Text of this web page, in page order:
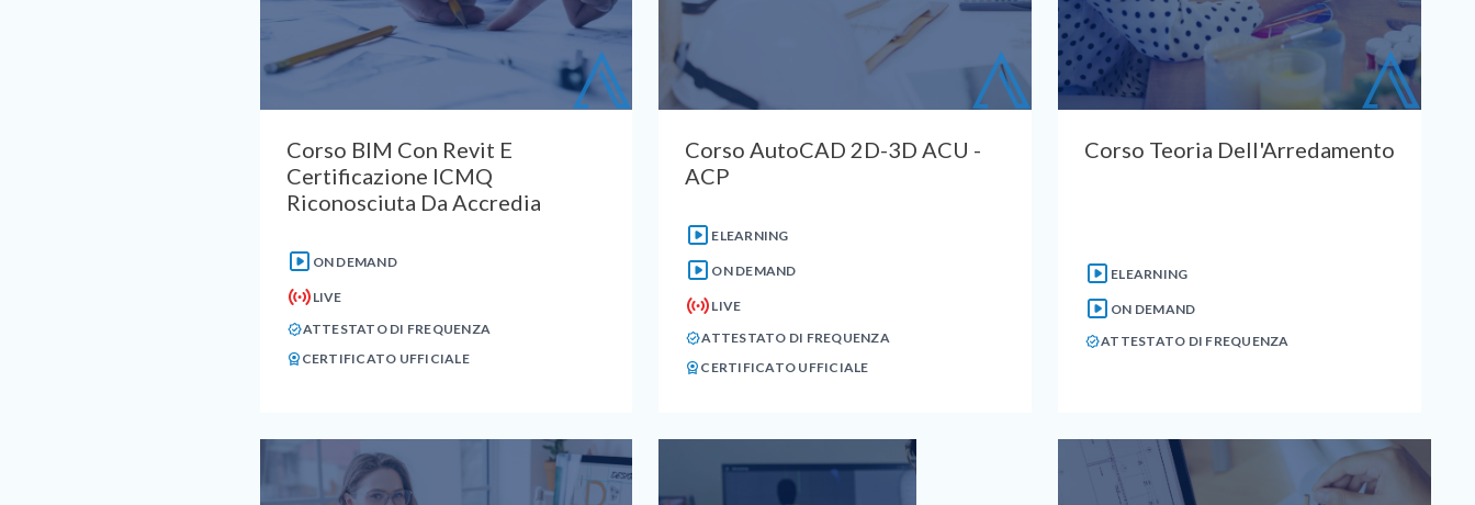
Corso BIM Con Revit E
Certificazione ICMQ
Riconosciuta Da Accredia
ON DEMAND
LIVE
ATTESTATO DI FREQUENZA
CERTIFICATO UFFICIALE
Corso AutoCAD 2D-3D ACU -
ACP
ELEARNING
ON DEMAND
LIVE
ATTESTATO DI FREQUENZA
CERTIFICATO UFFICIALE
Corso Teoria Dell'Arredamento
ELEARNING
ON DEMAND
ATTESTATO DI FREQUENZA